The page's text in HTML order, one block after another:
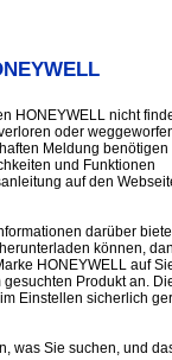
HONEYWELL nicht
oder
Meldung benötigen
und Funktionen
auf den
darüber
können,
HONEYWELL auf
Produkt an.
Einstellen sicherlich
was Sie suchen, und